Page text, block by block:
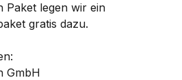
Paket legen wir ein
gratis dazu.
GmbH